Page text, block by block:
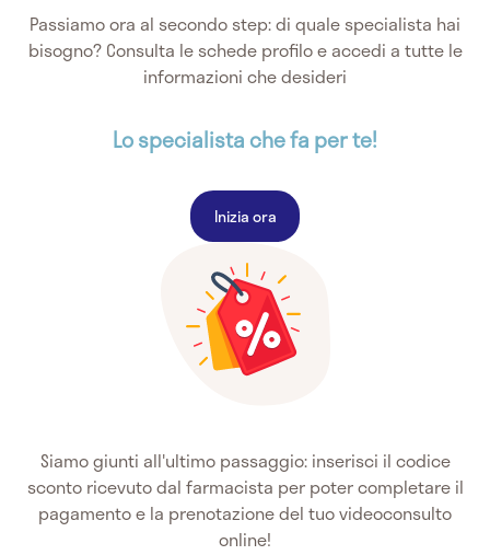
Passiamo ora al secondo step: di quale specialista hai
bisogno? Consulta le schede profilo e accedi a tutte le
informazioni che desideri
Lo specialista che fa per te!
Inizia ora
Siamo giunti all'ultimo passaggio: inserisci il codice
sconto ricevuto dal farmacista per poter completare il
pagamento e la prenotazione del tuo videoconsulto
online!